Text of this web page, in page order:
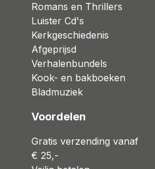
Romans en Thrillers
Luister Cd's
Kerkgeschiedenis
Afgeprijsd
Verhalenbundels
Kook- en bakboeken
Bladmuziek
Voordelen
Gratis verzending vanaf
€ 25,-